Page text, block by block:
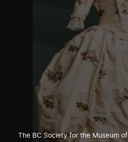
The BC Society for the Museum of